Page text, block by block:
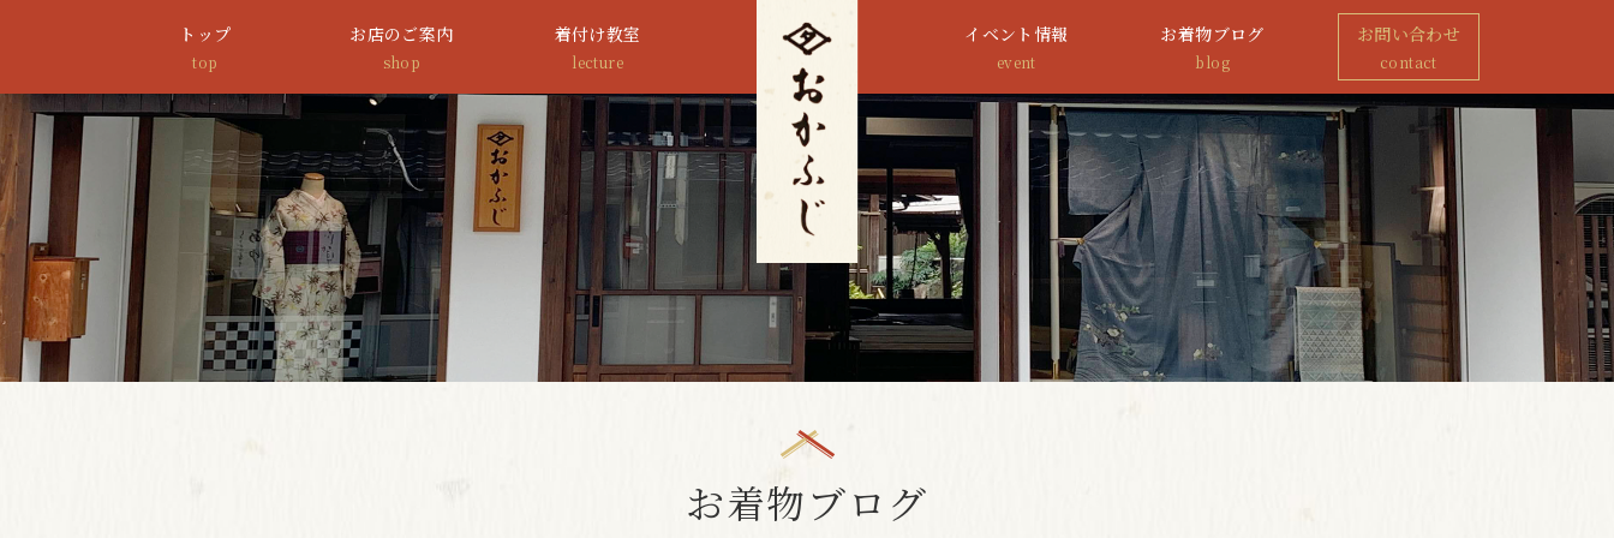
トップ
top
お店のご案内
shop
着付け教室
lecture
イベント情報
event
お着物ブログ
blog
お問い合わせ
contact
お着物ブログ